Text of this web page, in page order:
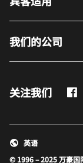
我们的公司
关注我们
© 1996 – 2025 万豪国
英语